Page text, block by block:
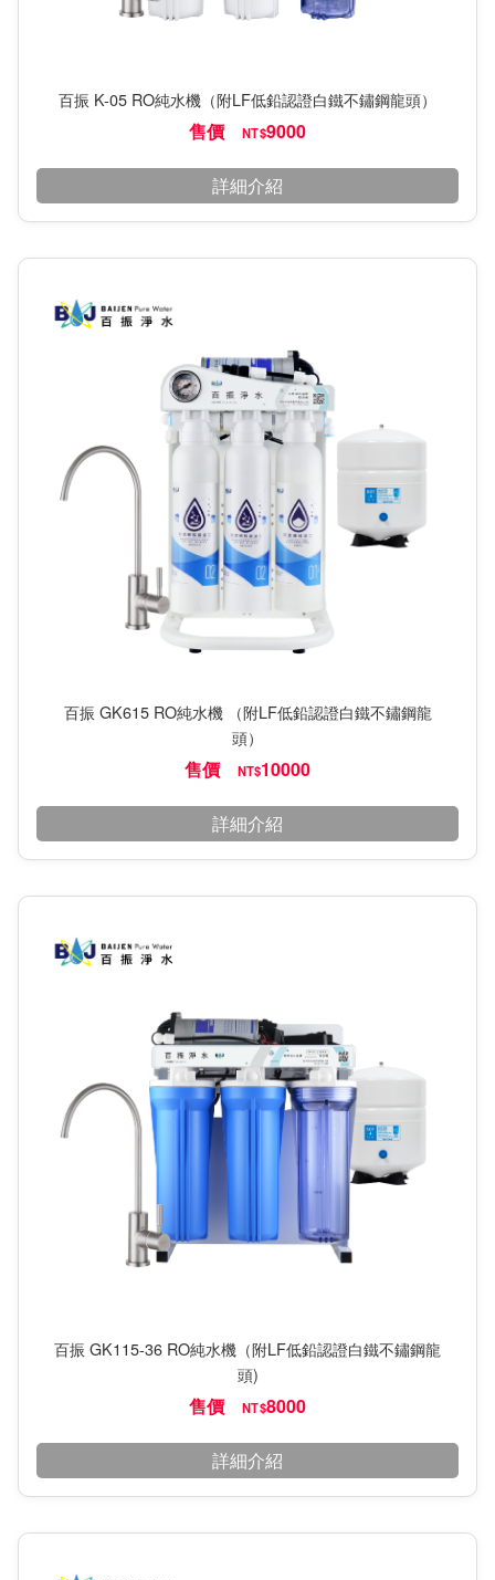
百振 K-05 RO純水機（附LF低鉛認證白鐵不鏽鋼龍頭）
售價 NT$9000
詳細介紹
百振 GK615 RO純水機 （附LF低鉛認證白鐵不鏽鋼龍
頭）
售價 NT$10000
詳細介紹
百振 GK115-36 RO純水機（附LF低鉛認證白鐵不鏽鋼龍
頭)
售價 NT$8000
詳細介紹